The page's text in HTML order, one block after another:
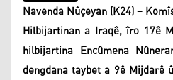
Navenda Nûçeyan (K24) –
Hilbijartinan a Iraqê, îro 17ê
hilbijartina Encûmena
dengdana taybet a 9ê